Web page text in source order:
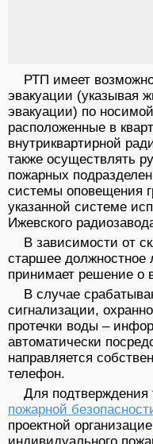
РТП имеет
эвакуации (указывая
эвакуации) по
расположенные в
внутриквартирной
также осуществлять
пожарных
системы оповещения
указанной системе
Ижевского
В зависимости от
старшее
принимает решение о
В случае
сигнализации,
протечки воды –
автоматически
направляется
телефон.
Для подтверждения
пожарной
проектной